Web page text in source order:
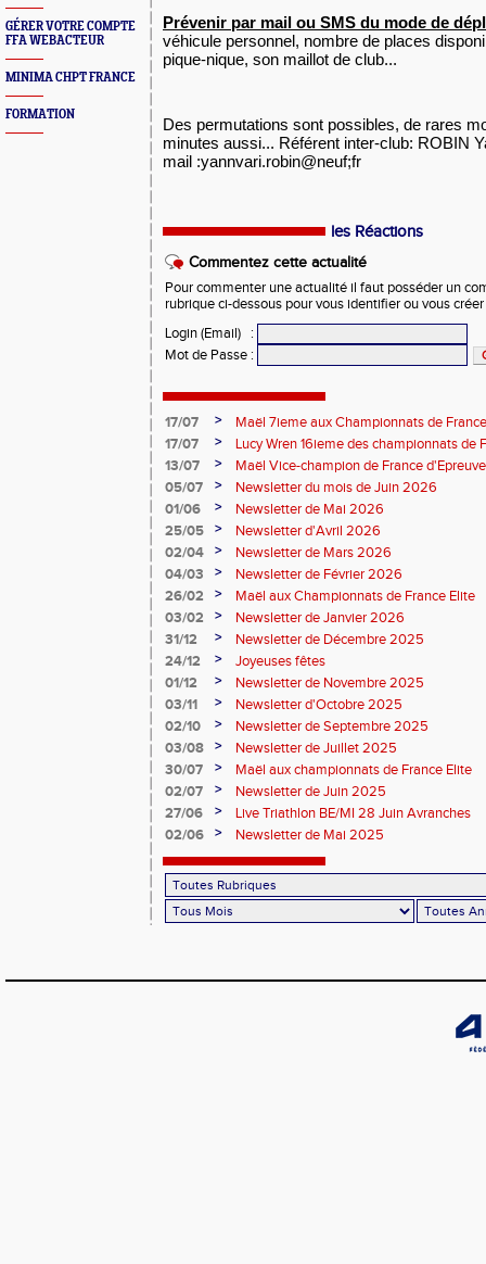
GÉRER VOTRE COMPTE
FFA WEBACTEUR
MINIMA CHPT FRANCE
FORMATION
Prévenir par mail ou SMS du mode de
véhicule personnel, nombre de places
pique-nique, son maillot de club...
Des permutations sont possibles, de rares
minutes aussi... Référent inter-club: ROBIN
mail :yannvari.robin@neuf;fr
les Réactions
Commentez cette actualité
Pour commenter une actualité il faut posséder un
rubrique ci-dessous pour vous identifier ou vous
Login (Email)
:
Mot de Passe :
17/07 >
Maël 7ieme aux Championnats de
17/07
>
Lucy Wren 16ieme des championnats de
perche
13/07 >
Maël Vice-champion de France
05/07
>
Newsletter du mois de Juin 2026
01/06
>
Newsletter de Mai 2026
25/05
>
Newsletter d'Avril 2026
02/04
>
Newsletter de Mars 2026
04/03
>
Newsletter de Février 2026
26/02
>
Maël aux Championnats de France Elite
03/02
>
Newsletter de Janvier 2026
31/12
>
Newsletter de Décembre 2025
24/12
>
Joyeuses fêtes
01/12
>
Newsletter de Novembre 2025
03/11
>
Newsletter d'Octobre 2025
02/10
>
Newsletter de Septembre 2025
03/08
>
Newsletter de Juillet 2025
30/07
>
Maël aux championnats de France Elite
02/07
>
Newsletter de Juin 2025
27/06
>
Live Triathlon BE/MI 28 Juin Avranches
02/06
> Newsletter de Mai 2025